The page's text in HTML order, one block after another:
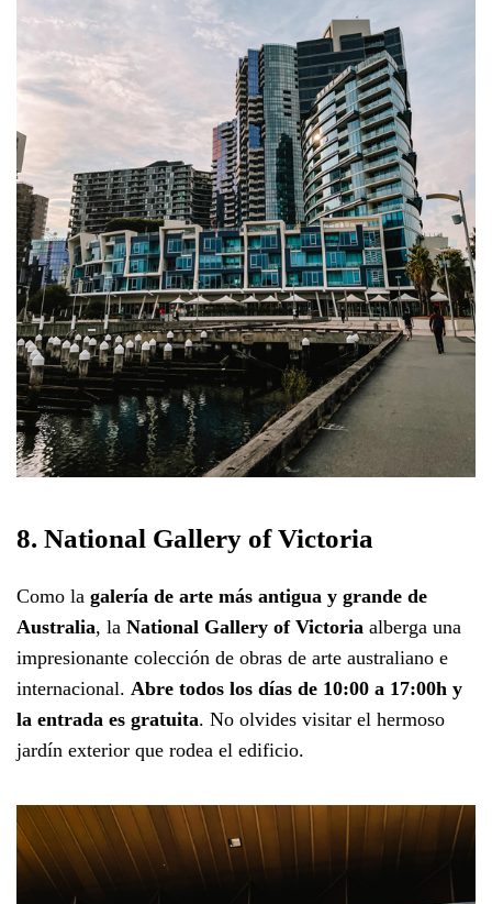
8. National Gallery of Victoria
Como la galería de arte más antigua y grande de
Australia, la National Gallery of Victoria alberga una
impresionante colección de obras de arte australiano e
internacional. Abre todos los días de 10:00 a 17:00h y
la entrada es gratuita. No olvides visitar el hermoso
jardín exterior que rodea el edificio.